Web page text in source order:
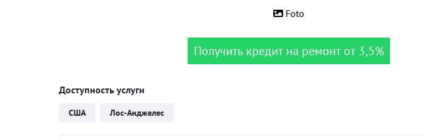
Foto
Получить кредит на ремонт от 3,5%
Доступность услуги
США Лос-Анджелес